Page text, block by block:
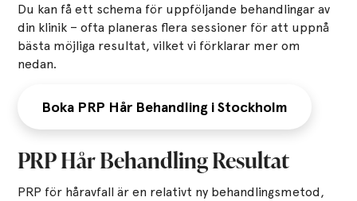
Du kan få ett schema för uppföljande behandlingar av
din klinik – ofta planeras flera sessioner för att uppnå
bästa möjliga resultat, vilket vi förklarar mer om
nedan.
Boka PRP Hår Behandling i Stockholm
PRP Hår Behandling Resultat
PRP för håravfall är en relativt ny behandlingsmetod,